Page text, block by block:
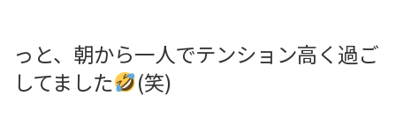
っと、朝から一人でテンション高く過ご
してました
(笑)